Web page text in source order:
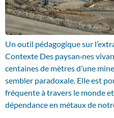
Un outil pédagogique sur
Contexte Des paysan·nes
centaines de mètres d’une
sembler paradoxale. Elle est
fréquente à travers le monde
dépendance en métaux de